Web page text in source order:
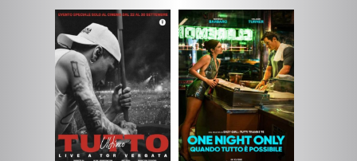
ULTIMO - TUTTO. LIVE A
ONE NIGHT ONLY -